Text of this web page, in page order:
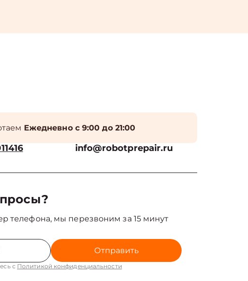
Ежедневно с 9:00 до 21:00
info@robotprepair.ru
телефона, мы перезвоним за 15 минут
Отправить
с Политикой конфиденциальности